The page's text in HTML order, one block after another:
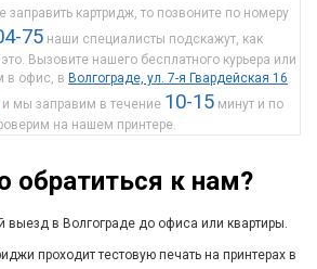
заправить картридж, то позвоните по номеру
75 наши специалисты подскажут, как
Вызовите нашего бесплатного курьера или
в офис, в Волгограде, ул. 7-я Гвардейская 16
и мы заправим в течение 10-15 минут и по
на нашем принтере.
обратиться к нам?
выезд в Волгограде до офиса или квартиры.
проходит тестовую печать на принтерах в